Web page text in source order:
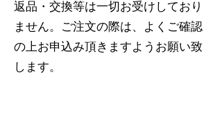
返品・交換等は一切お受けしており
ません。ご注文の際は、よくご確認
の上お申込み頂きますようお願い致
します。